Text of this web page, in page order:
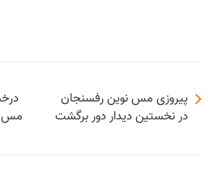
مس
پیروزی مس نوین رفسنجان
در نخستین دیدار دور برگشت